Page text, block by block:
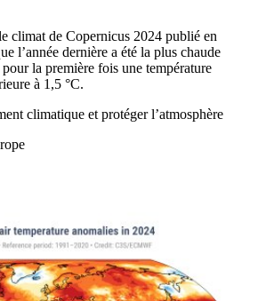
climat de Copernicus 2024 publié en
l’année dernière a été la plus chaude
la première fois une température
à 1,5 °C.
climatique et protéger l’atmosphère